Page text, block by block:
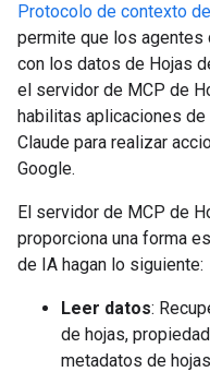
Protocolo de contexto
permite que los agentes
con los datos de Hojas
el servidor de MCP de
habilitas aplicaciones
Claude para realizar
Google.
El servidor de MCP de
proporciona una forma
de IA hagan lo siguiente:
Leer datos:
de hojas,
metadatos de